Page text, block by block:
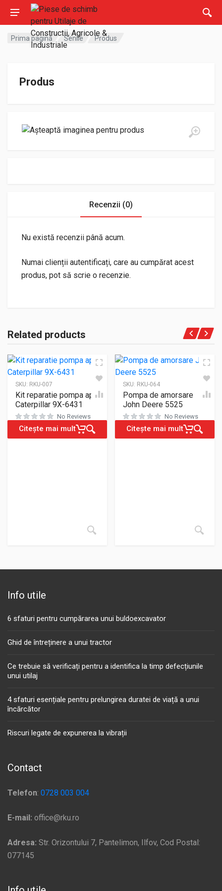
Prima pagină Senile Produs
Produs
Recenzii (0)
Nu există recenzii până acum.
Numai clienții autentificați, care au cumpărat acest
produs, pot să scrie o recenzie.
Related products
SKU: RKU-007
Kit reparatie pompa apa
Caterpillar 9X-6431
No Reviews
Citește mai mult
SKU: RKU-064
Pompa de amorsare
John Deere 5525
No Reviews
Citește mai mult
Info utile
6 sfaturi pentru cumpărarea unui buldoexcavator
Ghid de întreținere a unui tractor
Ce trebuie să verificați pentru a identifica la timp defecțiunile
unui utilaj
4 sfaturi esențiale pentru prelungirea duratei de viață a unui
încărcător
Riscuri legate de expunerea la vibrații
Contact
Telefon: 0728 003 004
E-mail: office@rku.ro
Adresa: Str. Orizontului 7, Pantelimon, Ilfov, Cod Postal:
077145